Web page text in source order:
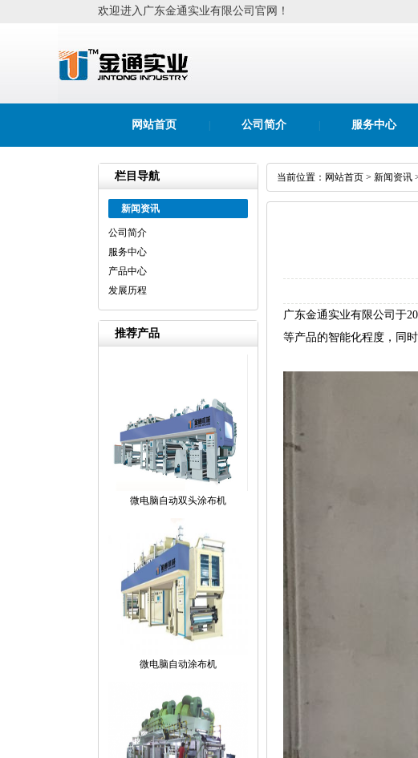
欢迎进入广东金通实业有限公司官网！
网站首页 公司简介 服务中心
栏目导航
新闻资讯
公司简介
服务中心
产品中心
发展历程
推荐产品
微电脑自动双头涂布机
微电脑自动涂布机
当前位置： 网站首页 > 新闻资讯
广东金通实业有限公司于
等产品的智能化程度，同